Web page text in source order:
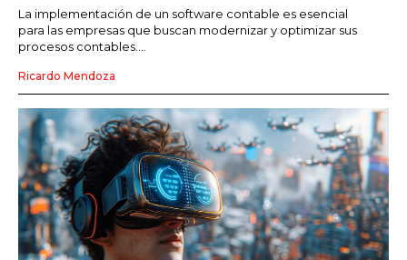
La implementación de un software contable es esencial
para las empresas que buscan modernizar y optimizar sus
procesos contables....
Ricardo Mendoza